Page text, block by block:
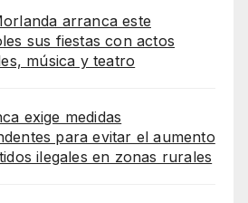
arranca este
sus fiestas con actos
música y teatro
exige medidas
para evitar el aumento
ilegales en zonas rurales